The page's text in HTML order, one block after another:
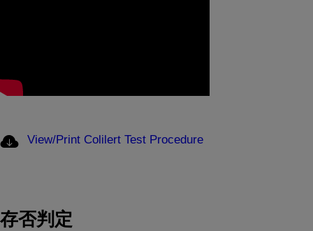
View/Print Colilert Test Procedure
存否判定